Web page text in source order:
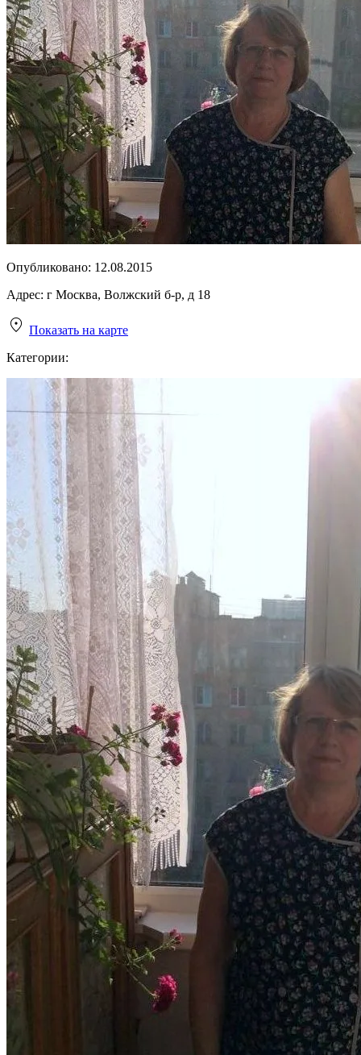
Опубликовано: 12.08.2015
Адрес: г Москва, Волжский б-р, д 18
Показать на карте
Категории: